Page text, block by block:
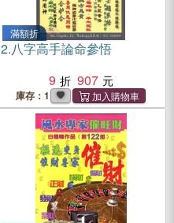
滿額折
2.八字高手論命參悟
9
907
庫存：1